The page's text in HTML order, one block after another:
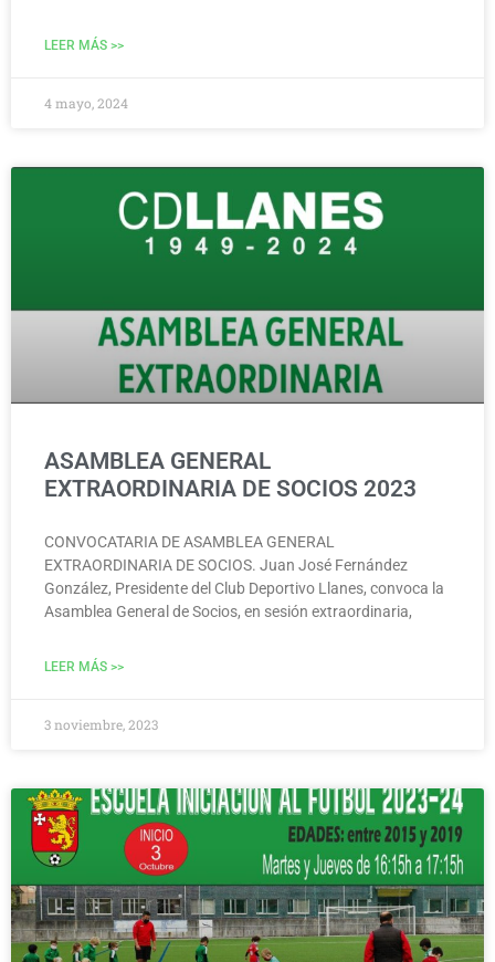
LEER MÁS >>
4 mayo, 2024
ASAMBLEA GENERAL
EXTRAORDINARIA DE SOCIOS 2023
CONVOCATARIA DE ASAMBLEA GENERAL
EXTRAORDINARIA DE SOCIOS. Juan José Fernández
González, Presidente del Club Deportivo Llanes, convoca la
Asamblea General de Socios, en sesión extraordinaria,
LEER MÁS >>
3 noviembre, 2023